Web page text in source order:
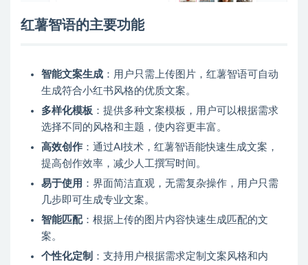
红薯智语的主要功能
智能文案生成 ：用户只需上传图片，红薯智语可自动
生成符合小红书风格的优质文案。
多样化模板 ：提供多种文案模板，用户可以根据需求
选择不同的风格和主题，使内容更丰富。
高效创作 ：通过AI技术，红薯智语能快速生成文案，
提高创作效率，减少人工撰写时间。
易于使用 ：界面简洁直观，无需复杂操作，用户只需
几步即可生成专业文案。
智能匹配：根据上传的图片内容快速生成匹配的文
案。
个性化定制 ：支持用户根据需求定制文案风格和内